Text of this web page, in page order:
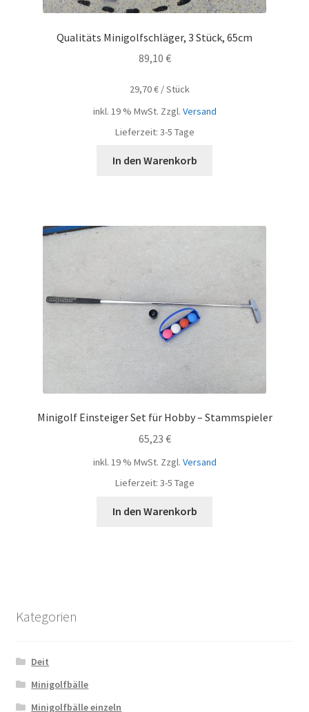
Qualitäts Minigolfschläger, 3 Stück, 65cm
89,10 €
29,70€/Stück
inkl. 19 % MwSt. Zzgl. Versand
Lieferzeit: 3-5 Tage
In den Warenkorb
Minigolf Einsteiger Set für Hobby – Stammspieler
65,23 €
inkl. 19 % MwSt. Zzgl. Versand
Lieferzeit: 3-5 Tage
In den Warenkorb
Kategorien
Deit
Minigolfbälle
Minigolfbälle einzeln